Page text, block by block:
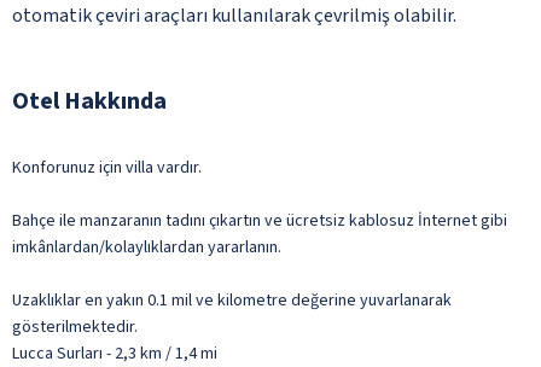
otomatik çeviri araçları kullanılarak çevrilmiş olabilir.
Otel Hakkında
Konforunuz için villa vardır.
Bahçe ile manzaranın tadını çıkartın ve ücretsiz kablosuz İnternet gibi
imkânlardan/kolaylıklardan yararlanın.
Uzaklıklar en yakın 0.1 mil ve kilometre değerine yuvarlanarak
gösterilmektedir.
Lucca Surları - 2,3 km / 1,4 mi